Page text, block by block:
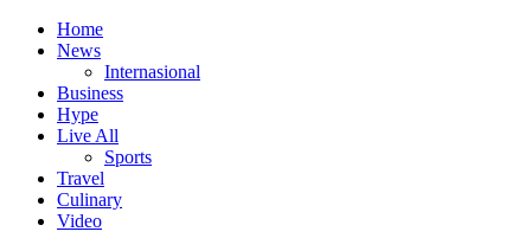
Home
News
Internasional
Business
Hype
Live All
Sports
Travel
Culinary
Video